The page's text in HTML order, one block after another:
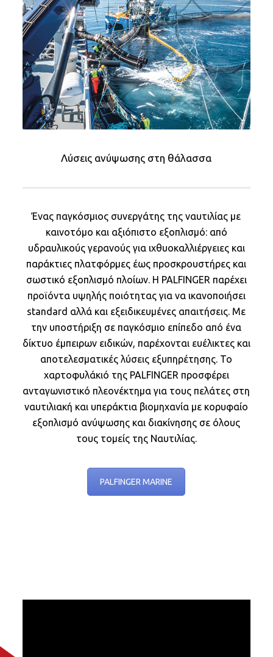
Λύσεις ανύψωσης στη θάλασσα
Ένας παγκόσμιος συνεργάτης της ναυτιλίας με
καινοτόμο και αξιόπιστο εξοπλισμό: από
υδραυλικούς γερανούς για ιχθυοκαλλιέργειες και
παράκτιες πλατφόρμες έως προσκρουστήρες και
σωστικό εξοπλισμό πλοίων. H PALFINGER παρέχει
προϊόντα υψηλής ποιότητας για να ικανοποιήσει
standard αλλά και εξειδικευμένες απαιτήσεις. Με
την υποστήριξη σε παγκόσμιο επίπεδο από ένα
δίκτυο έμπειρων ειδικών, παρέχονται ευέλικτες και
αποτελεσματικές λύσεις εξυπηρέτησης. Το
χαρτοφυλάκιό της PALFINGER προσφέρει
ανταγωνιστικό πλεονέκτημα για τους πελάτες στη
ναυτιλιακή και υπεράκτια βιομηχανία με κορυφαίο
εξοπλισμό ανύψωσης και διακίνησης σε όλους
τους τομείς της Ναυτιλίας.
PALFINGER MARINE